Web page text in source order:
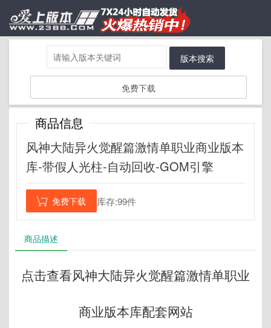
版本搜索
免费下载
商品信息
风神大陆异火觉醒篇激情单职业商业版本
库-带假人光柱-自动回收-GOM引擎
 免费下载 库存:99件
商品描述
点击查看风神大陆异火觉醒篇激情单职业
商业版本库配套网站